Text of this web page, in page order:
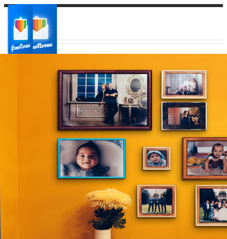
Ваш регион доставки
Выберите из списка: